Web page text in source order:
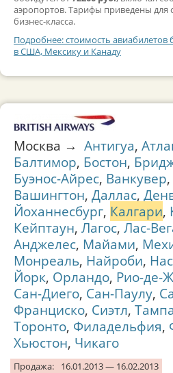
аэропортов. Тарифы приведены для
бизнес-класса.
Подробнее: стоимость авиабилетов
в США, Мексику и Канаду
Москва → Антигуа,
Балтимор, Бостон,
Буэнос-Айрес, Ванкувер,
Вашингтон, Даллас,
Йоханнесбург, Калгари,
Кейптаун, Лагос, Лас-
Анджелес, Майами,
Монреаль, Найроби,
Йорк, Орландо, Рио-де-
Сан-Диего, Сан-Паулу,
Франциско, Сиэтл, Тампа
Торонто, Филадельфия,
Хьюстон, Чикаго
Продажа:
16.01.2013 — 16.02.2013